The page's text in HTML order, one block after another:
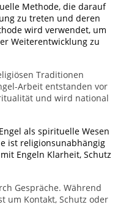
Methode, die darauf
zu treten und deren
wird verwendet, um
Weiterentwicklung zu
Traditionen
Arbeit entstanden vor
und wird national
als spirituelle Wesen
ist religionsunabhängig
Engeln Klarheit, Schutz
Gespräche. Während
um Kontakt, Schutz oder